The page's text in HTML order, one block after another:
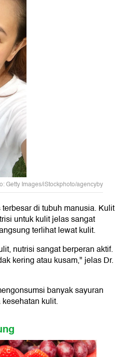
Getty Images/iStockphoto/agencyby
di tubuh manusia. Kulit
untuk kulit jelas sangat
terlihat lewat kulit.
nutrisi sangat berperan aktif.
kering atau kusam," jelas Dr.
banyak sayuran
kulit.